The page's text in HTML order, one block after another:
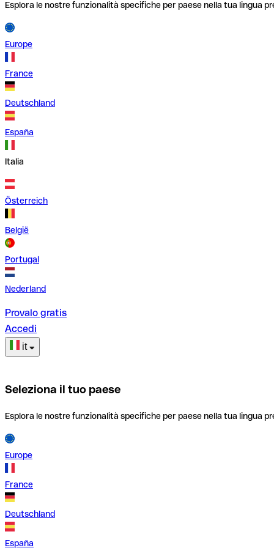
Esplora le nostre funzionalità specifiche per paese nella tua lingua
Europe
France
Deutschland
España
Italia
Österreich
België
Portugal
Nederland
Provalo gratis
Accedi
it
Seleziona il tuo paese
Esplora le nostre funzionalità specifiche per paese nella tua lingua
Europe
France
Deutschland
España